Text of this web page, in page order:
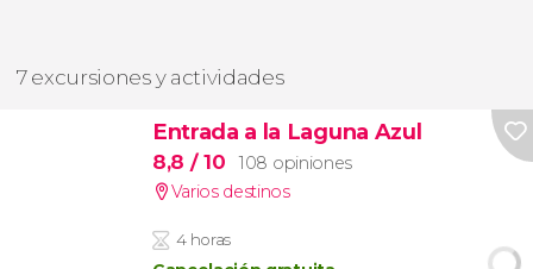
7 excursiones y actividades
Entrada a la Laguna Azul
8,8 / 10
108 opiniones
Varios destinos
4 horas